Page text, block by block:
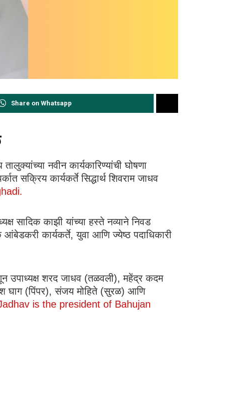
Share on Whatsapp
नवीन कार्यकारिण्यांची घोषणा
सक्रिय कार्यकर्ते सिद्धार्थ शिवराम जाधव
सादिक काझी यांच्या हस्ते नव्याने निवड
कार्यकर्ते, युवा आणि ज्येष्ठ पदाधिकारी
उपाध्यक्ष शरद जाधव (तळवली), महेंद्र कदम
घाग (पिंपर), संजय मोहिते (सुरळ) आणि
is the president of Bahujan